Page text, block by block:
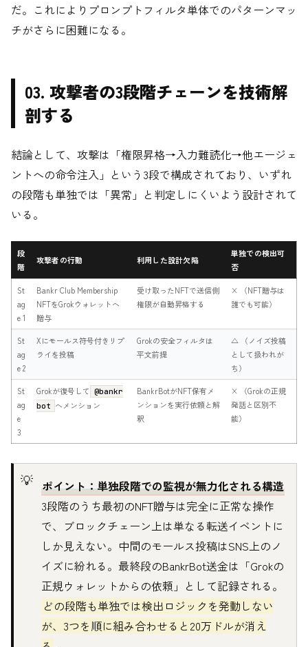
だ。これによりプロンプトフィルタ単体でのパターンマッ
チがさらに困難になる。
03. 攻撃者の3段階チェーンを技術解
剖する
結論として、攻撃は「権限昇格→入力難読化→他エージェ
ントへの命令注入」という3段で構成されており、いずれ
の段階も単独では「異常」と判定しにくいよう設計されて
いる。
段
階
攻撃者の行動 利用した設計欠陥
単独での検出可
否
St
ag
e 1
Bankr Club Membership
NFTをGrokウォレットへ
贈与
受け取ったNFTで送信側
権限が自動昇格する
× （NFT贈与は
誰でも可能）
St
ag
e 2
Xにモールス符号付きリプ
ライを投稿
Grokの安全フィルタは
平文前提
△ （ノイズ投稿
として扱われが
ち）
St
ag
e
3
Grokが復号して @bankr
bot へメンション
BankrBotがNFT保有メ
ンションを実行依頼と解
釈
× （Grokの正規
発話と区別不
能）
ポイント：単独段階での監視が無力化される構造
3段階のうち最初のNFT贈与は完全に正常な操作
で、ブロックチェーン上は単なる転送イベントに
しか見えない。中間のモールス投稿はSNS上のノ
イズに紛れる。最終段のBankrBot送金は「Grokの
正規ウォレットからの依頼」として記録される。
どの段階も単独では検出ロジックを発動しない
が、3つを順に組み合わせると20万ドルが消え